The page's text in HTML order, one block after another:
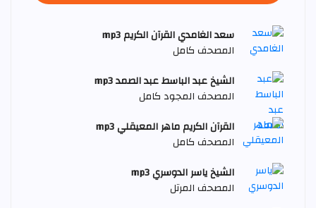
سعد الغامدي القرآن الكريم mp3
المصحف كامل
الشيخ عبد الباسط عبد الصمد mp3
المصحف المجود كامل
القرآن الكريم ماهر المعيقلي mp3
المصحف كامل
الشيخ ياسر الدوسري mp3
المصحف المرتل